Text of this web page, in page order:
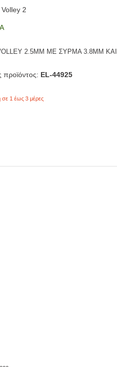
2.5MM ΜΕ ΣΥΡΜΑ 3.8ΜΜ ΚΑΙ
προϊόντος: EL-44925
1 έως 3 μέρες